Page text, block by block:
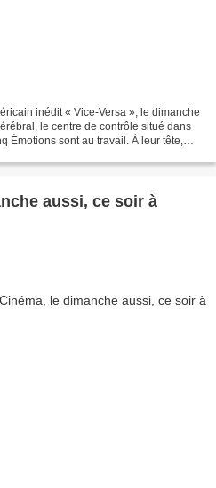
inédit « Vice-Versa », le dimanche
le centre de contrôle situé dans
Émotions sont au travail. À leur tête,
aussi, ce soir à